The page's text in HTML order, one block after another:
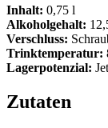
Inhalt: 0,75 l
Alkoholgehalt:
Verschluss:
Trinktemperatur:
Lagerpotenzial:
Zutaten